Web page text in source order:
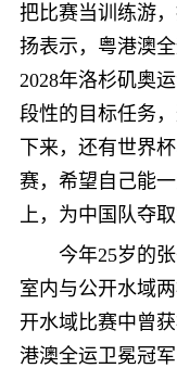
把比赛当训练游
扬表示，粤港澳
2028年洛杉矶奥
段性的目标任务
下来，还有世界
赛，希望自己能
上，为中国队夺
今年25岁的
室内与公开水域
开水域比赛中曾
港澳全运卫冕冠